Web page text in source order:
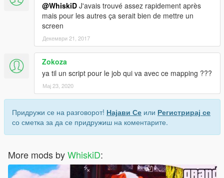
@WhiskiD J'avais trouvé assez rapidement après
mais pour les autres ça serait bien de mettre un
screen
Декември 21, 2017
Zokoza
ya til un script pour le job qui va avec ce mapping ???
Мај 23, 2020
Придружи се на разговорот! Најави Се или Регистрирај се
со сметка за да се придружиш на коментарите.
More mods byWhiskiD: